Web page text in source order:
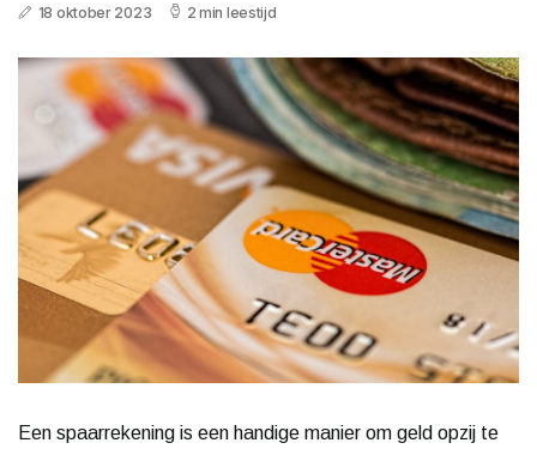
18 oktober 2023 2 min leestijd
Een spaarrekening is een handige manier om geld opzij te